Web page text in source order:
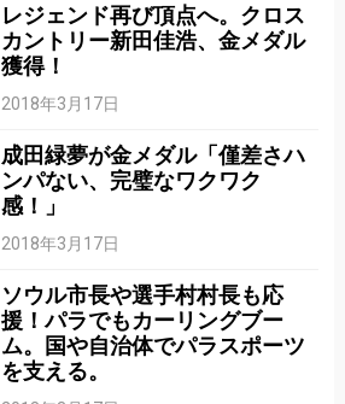
レジェンド再び頂点へ。クロス
カントリー新田佳浩、金メダル
獲得！
2018年3月17日
成田緑夢が金メダル「僅差さハ
ンパない、完璧なワクワク
感！」
2018年3月17日
ソウル市長や選手村村長も応
援！パラでもカーリングブー
ム。国や自治体でパラスポーツ
を支える。